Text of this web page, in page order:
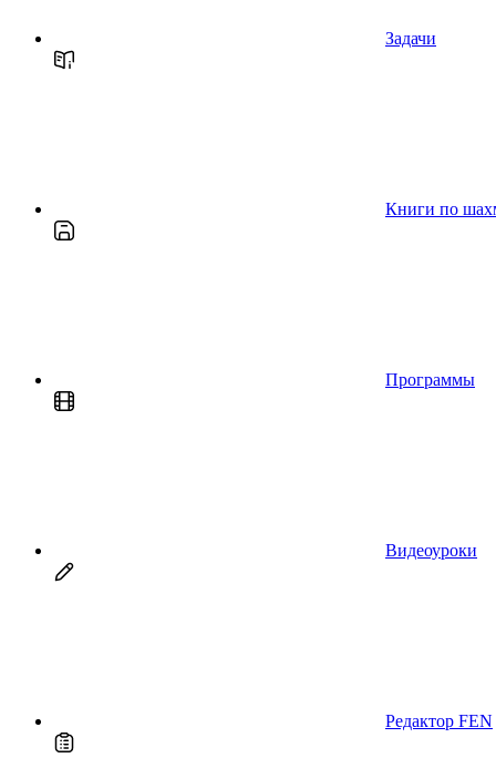
Задачи
Книги по
Программы
Видеоуроки
Редактор FEN